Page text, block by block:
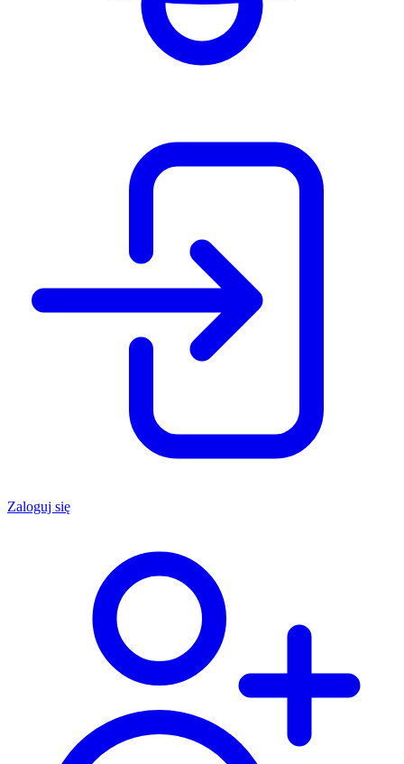
Zaloguj się